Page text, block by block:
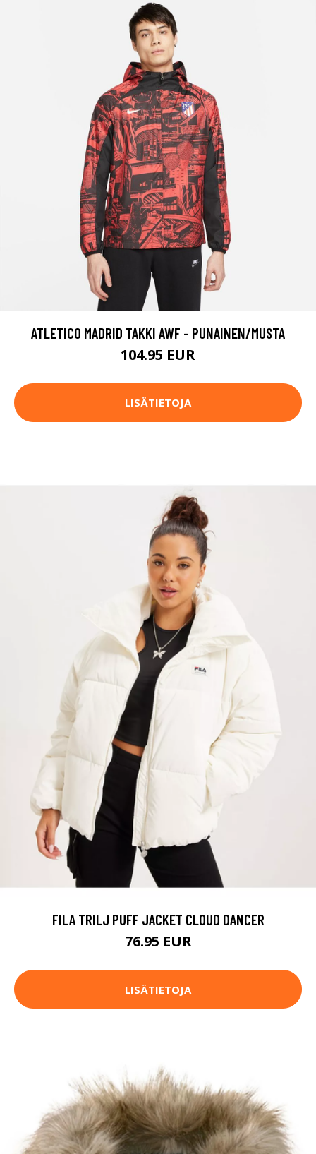
ATLETICO MADRID TAKKI AWF - PUNAINEN/MUSTA
104.95 EUR
LISÄTIETOJA
FILA TRILJ PUFF JACKET CLOUD DANCER
76.95 EUR
LISÄTIETOJA